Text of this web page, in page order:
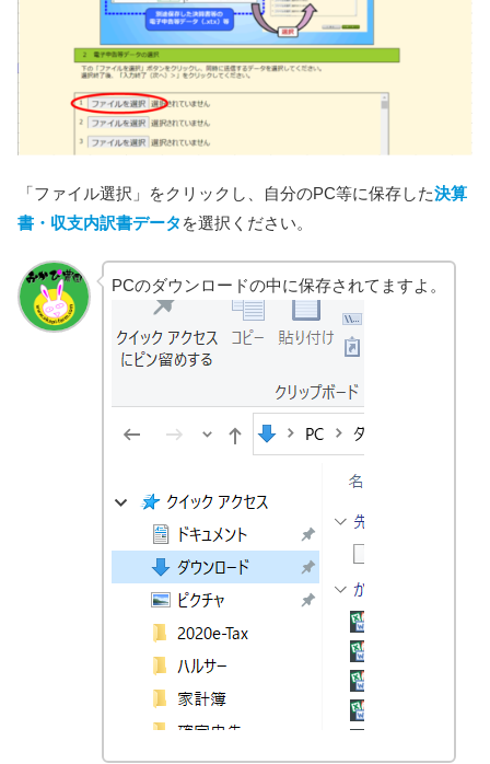
「ファイル選択」をクリックし、自分のPC等に保存した決算
書・収支内訳書データ を選択ください。
PCのダウンロードの中に保存されてますよ。